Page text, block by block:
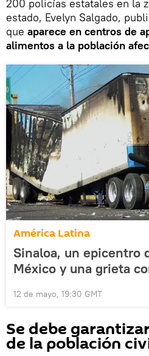
200 policías estatales en la
estado, Evelyn Salgado,
que aparece en centros de
alimentos a la población
América Latina
Sinaloa, un epicentro
México y una grieta
12 de mayo, 19:30 GMT
Se debe
de la población